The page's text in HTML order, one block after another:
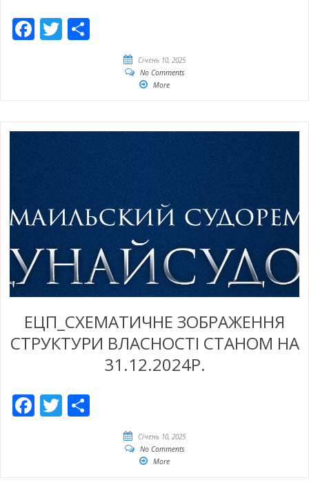
Facebook
Twitter
Січень 10, 2025
No Comments
More
ЕЦП_СХЕМАТИЧНЕ ЗОБРАЖЕННЯ
СТРУКТУРИ ВЛАСНОСТІ СТАНОМ НА
31.12.2024Р.
Facebook
Twitter
Січень 10, 2025
No Comments
More